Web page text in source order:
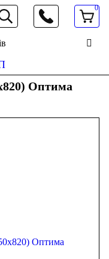
472 19 61
0
Оптима